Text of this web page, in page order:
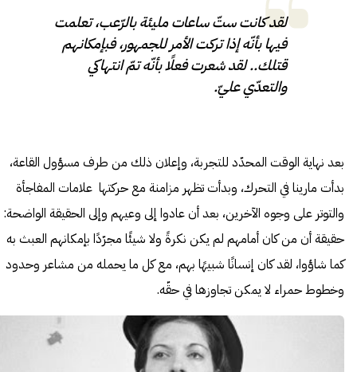
لقد كانت ستّ ساعات مليئة بالرّعب، تعلمت
فيها بأنّه إذا تركت الأمر للجمهور، فبإمكانهم
قتلك.. لقد شعرت فعلًا بأنّه تمّ انتهاكي
والتعدّي عليّ.
بعد نهاية الوقت المحدّد للتجربة، وإعلان ذلك من طرف مسؤول القاعة،
بدأت مارينا في التحرك، وبدأت تظهر مزامنة مع حركتها علامات المفاجأة
والتوتر على وجوه الآخرين، بعد أن عادوا إلى وعيهم وإلى الحقيقة الواضحة:
حقيقة أن من كان أمامهم لم يكن نكرةً ولا شيئًا مجرّدًا بإمكانهم العبث به
كما شاؤوا، لقد كان إنسانًا شبيهًا بهم، مع كل ما يحمله من مشاعر وحدود
وخطوط حمراء لا يمكن تجاوزها في حقّه.